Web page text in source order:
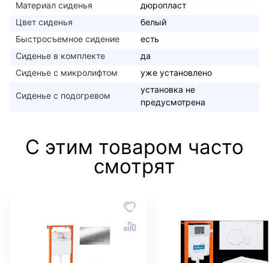
Материал сиденья
дюропласт
Цвет сиденья
белый
Быстросъемное сидение
есть
Сиденье в комплекте
да
Сиденье с микролифтом
уже установлено
Сиденье с подогревом
установка не
предусмотрена
С этим товаром часто
смотрят